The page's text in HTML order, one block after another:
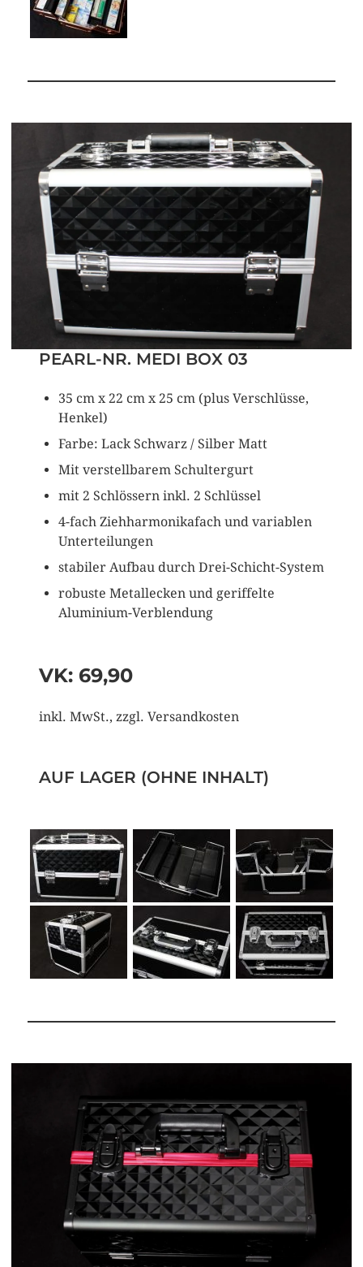
PEARL-NR. MEDI BOX 03
35 cm x 22 cm x 25 cm (plus Verschlüsse,
Henkel)
Farbe: Lack Schwarz / Silber Matt
Mit verstellbarem Schultergurt
mit 2 Schlössern inkl. 2 Schlüssel
4-fach Ziehharmonikafach und variablen
Unterteilungen
stabiler Aufbau durch Drei-Schicht-System
robuste Metallecken und geriffelte
Aluminium-Verblendung
VK: 69,90
inkl. MwSt., zzgl. Versandkosten
AUF LAGER (OHNE INHALT)